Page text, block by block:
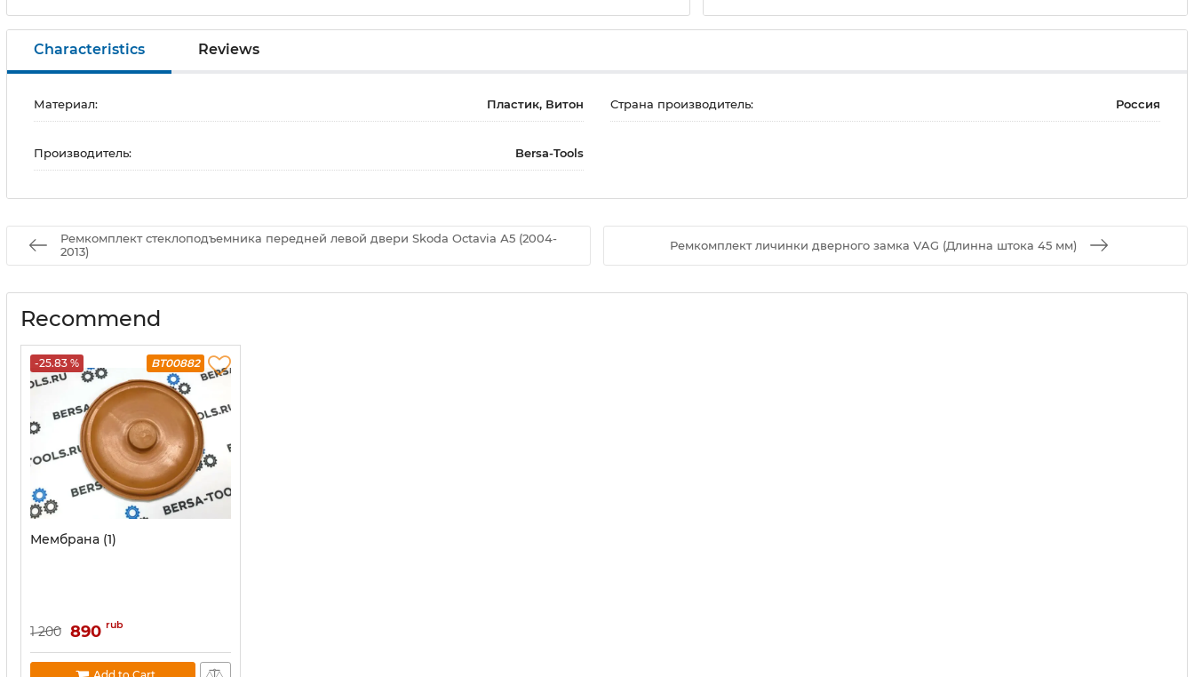
Characteristics Reviews
Материал: Пластик, Витон Страна производитель: Россия
Производитель: Bersa-Tools
Ремкомплект стеклоподъемника передней левой двери Skoda Octavia А5 (2004-
2013)
Ремкомплект личинки дверного замка VAG (Длинна штока 45 мм)
Recommend
-25.83 % BT00882
Мембрана (1)
1 200 890 rub